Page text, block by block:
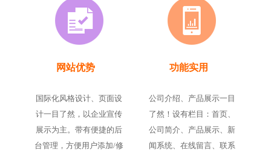
网站优势
国际化风格设计、页面设
计一目了然，以企业宣传
展示为主。带有便捷的后
台管理，方便用户添加/修
功能实用
公司介绍、产品展示一目
了然！设有栏目：首页、
公司简介、产品展示、新
闻系统、在线留言、联系